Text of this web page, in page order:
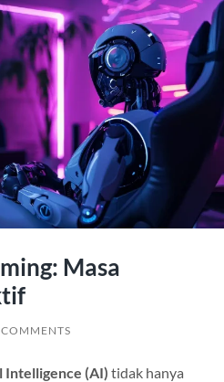
Masa
(AI) tidak hanya